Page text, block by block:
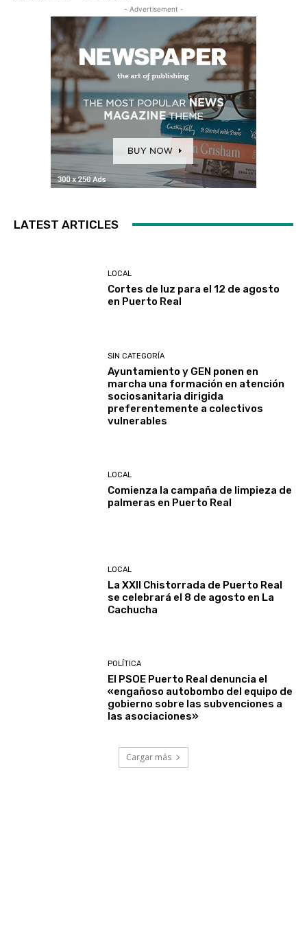
- Advertisement -
LATEST ARTICLES
LOCAL
Cortes de luz para el 12 de agosto
en Puerto Real
SIN CATEGORÍA
Ayuntamiento y GEN ponen en
marcha una formación en atención
sociosanitaria dirigida
preferentemente a colectivos
vulnerables
LOCAL
Comienza la campaña de limpieza de
palmeras en Puerto Real
LOCAL
La XXII Chistorrada de Puerto Real
se celebrará el 8 de agosto en La
Cachucha
POLÍTICA
El PSOE Puerto Real denuncia el
«engañoso autobombo del equipo de
gobierno sobre las subvenciones a
las asociaciones»
Cargar más